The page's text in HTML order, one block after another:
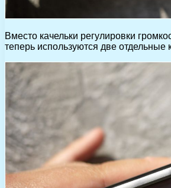
Вместо качельки регулировки
теперь используются две отдельные